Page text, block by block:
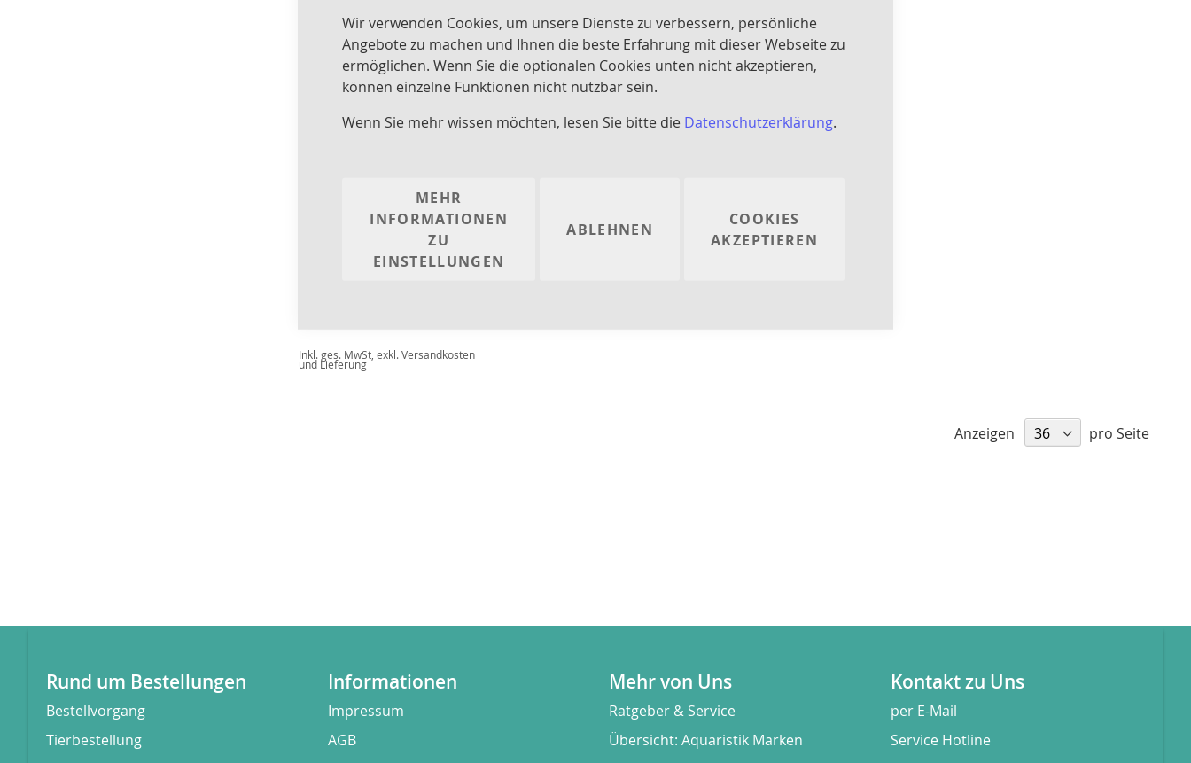
Wir verwenden Cookies, um unsere Dienste zu verbessern, persönliche
Angebote zu machen und Ihnen die beste Erfahrung mit dieser Webseite zu
ermöglichen. Wenn Sie die optionalen Cookies unten nicht akzeptieren,
können einzelne Funktionen nicht nutzbar sein.
Wenn Sie mehr wissen möchten, lesen Sie bitte die Datenschutzerklärung.
COOKIES
AKZEPTIEREN
MEHR
INFORMATIONEN
ZU
EINSTELLUNGEN
ABLEHNEN
Vielfarbiger Maulbrüter -
Pseudocrenilabrus
Inkl. ges. MwSt ,exkl.Versandkosten
und Lieferung
Anzeigen pro Seite
Rund um Bestellungen
Bestellvorgang
Tierbestellung
Informationen
Impressum
AGB
Mehr von Uns
Ratgeber & Service
Übersicht: Aquaristik Marken
Kontakt zu Uns
per E-Mail
Service Hotline